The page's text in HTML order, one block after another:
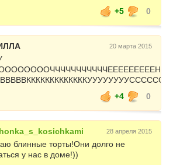
+5
0
20 марта 2015
+4
0
28 апреля 2015
блинные торты!Они долго не
у нас в доме!))